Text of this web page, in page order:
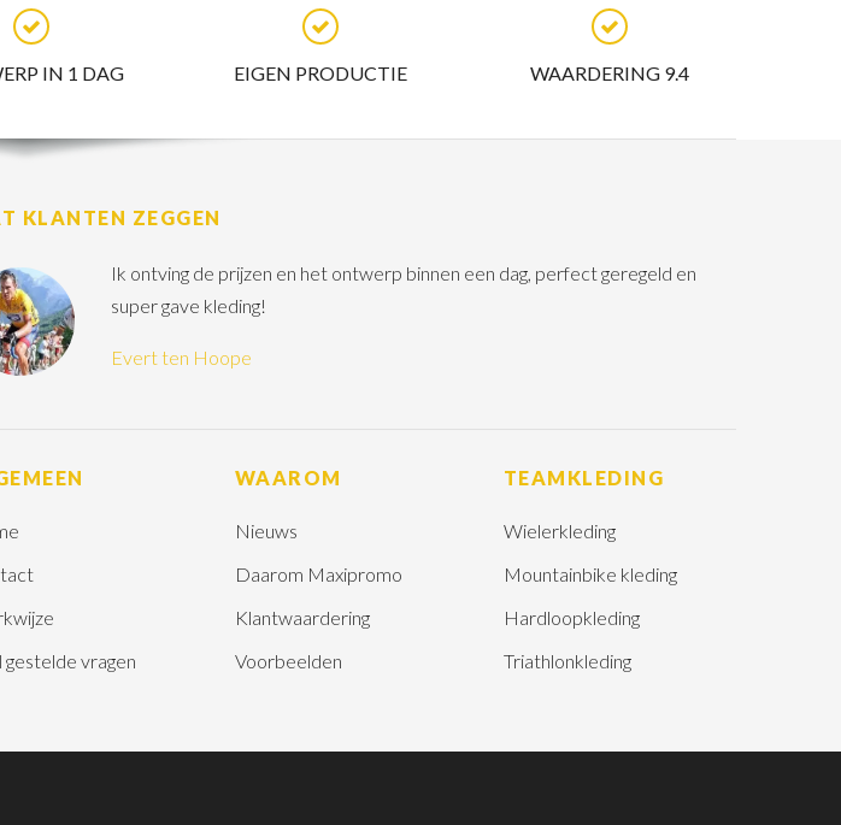
IN 1 DAG EIGEN PRODUCTIE WAARDERING 9.4
KLANTEN ZEGGEN
Ik ontving de prijzen en het ontwerp binnen een dag, perfect geregeld en
super gave kleding!
Evert ten Hoope
gestelde vragen
WAAROM
Nieuws
Daarom Maxipromo
Klantwaardering
Voorbeelden
TEAMKLEDING
Wielerkleding
Mountainbike kleding
Hardloopkleding
Triathlonkleding